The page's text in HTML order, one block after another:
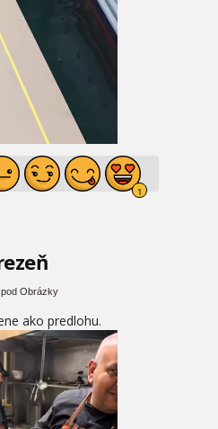
Obrázky
ako predlohu.